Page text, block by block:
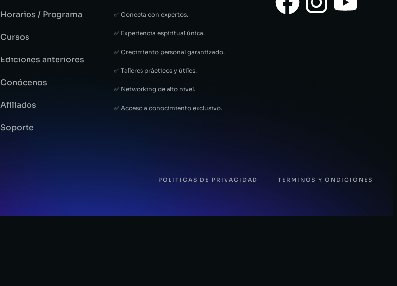
Horarios / Programa
Cursos
Ediciones anteriores
Conócenos
Afiliados
Soporte
✅ Conecta con expertos.
✅ Experiencia espiritual única.
✅ Crecimiento personal garantizado.
✅ Talleres prácticos y útiles.
✅ Networking de alto nivel.
✅ Acceso a conocimiento exclusivo.
POLITICAS DE PRIVACIDAD TERMINOS Y ONDICIONES